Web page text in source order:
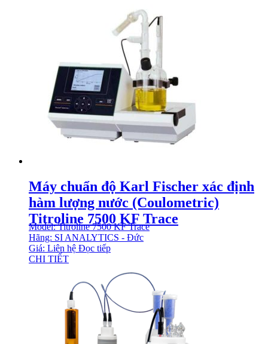
Máy chuẩn độ Karl Fischer xác định
hàm lượng nước (Coulometric)
Titroline 7500 KF Trace
Model: Titroline 7500 KF Trace
Hãng: SI ANALYTICS - Đức
Giá: Liên hệ Đọc tiếp
CHI TIẾT